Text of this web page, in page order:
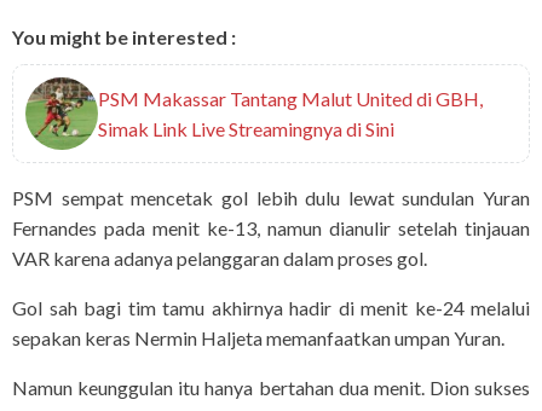
You might be interested :
PSM Makassar Tantang Malut United di GBH,
Simak Link Live Streamingnya di Sini
PSM sempat mencetak gol lebih dulu lewat sundulan Yuran
Fernandes pada menit ke-13, namun dianulir setelah tinjauan
VAR karena adanya pelanggaran dalam proses gol.
Gol sah bagi tim tamu akhirnya hadir di menit ke-24 melalui
sepakan keras Nermin Haljeta memanfaatkan umpan Yuran.
Namun keunggulan itu hanya bertahan dua menit. Dion sukses